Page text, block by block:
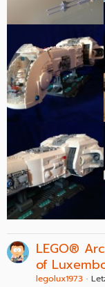
LEGO®
of
legolux1973